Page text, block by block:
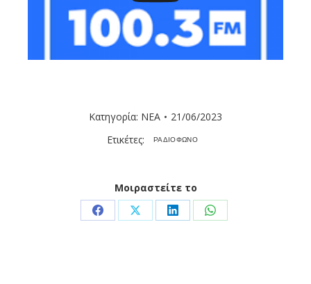
Κατηγορία: ΝΕΑ
21/06/2023
Ετικέτες:
ΡΑΔΙΟΦΩΝΟ
Μοιραστείτε το
Share Share Share Share